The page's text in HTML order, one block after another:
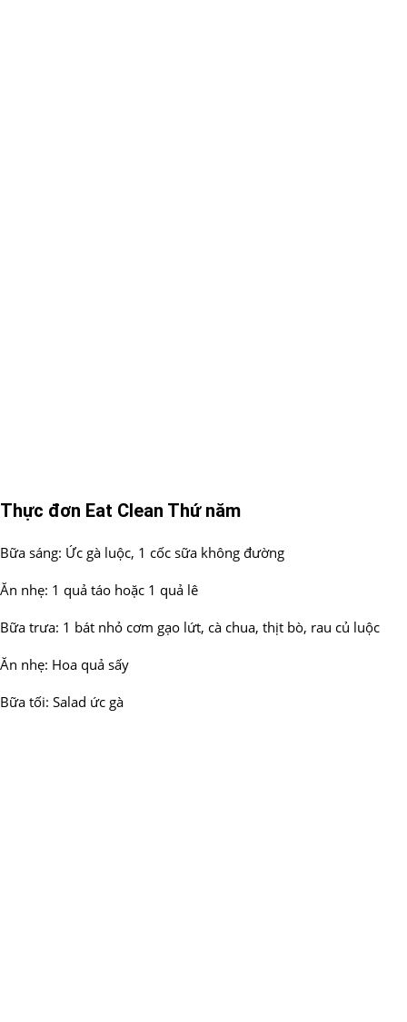
Thực đơn Eat Clean Thứ năm
Bữa sáng: Ức gà luộc, 1 cốc sữa không đường
Ăn nhẹ: 1 quả táo hoặc 1 quả lê
Bữa trưa: 1 bát nhỏ cơm gạo lứt, cà chua, thịt bò, rau củ luộc
Ăn nhẹ: Hoa quả sấy
Bữa tối: Salad ức gà